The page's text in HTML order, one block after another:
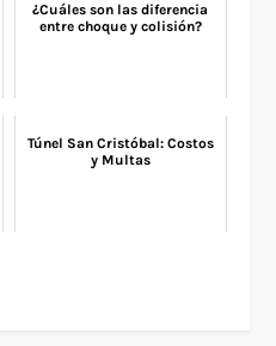
¿Cuáles son las diferencia
entre choque y colisión?
Túnel San Cristóbal: Costos
y Multas